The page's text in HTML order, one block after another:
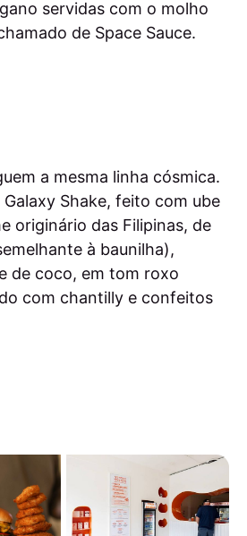
servidas com o molho
de Space Sauce.
a mesma linha cósmica.
Shake, feito com ube
originário das Filipinas, de
à baunilha),
de coco, em tom roxo
com chantilly e confeitos